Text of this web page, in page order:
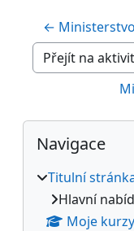
←
Přejít na aktivitu
Bloky
Přeskočit: Navigace
Navigace
Titulní
Hlavní
Moje kurzy